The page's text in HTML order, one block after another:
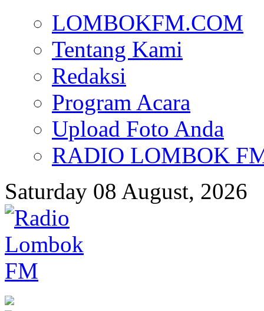
LOMBOKFM.COM
Tentang Kami
Redaksi
Program Acara
Upload Foto Anda
RADIO LOMBOK
Saturday 08 August, 2026